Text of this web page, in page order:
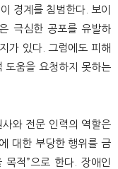
경계를 침범한다. 보이
극심한 공포를 유발하
가 있다. 그럼에도 피해
도움을 요청하지 못하는
와 전문 인력의 역할은
에 대한 부당한 행위를 금
적”으로 한다. 장애인